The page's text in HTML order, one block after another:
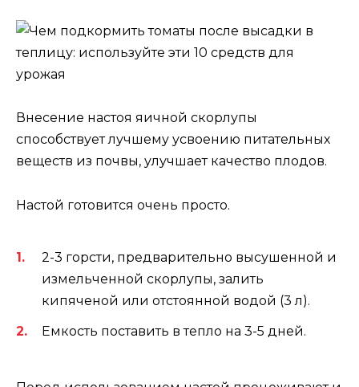
Внесение настоя яичной скорлупы
способствует лучшему усвоению питательных
веществ из почвы, улучшает качество плодов.
Настой готовится очень просто.
2-3 горсти, предварительно высушенной и
измельченной скорлупы, залить
кипяченой или отстоянной водой (3 л).
Емкость поставить в тепло на 3-5 дней.